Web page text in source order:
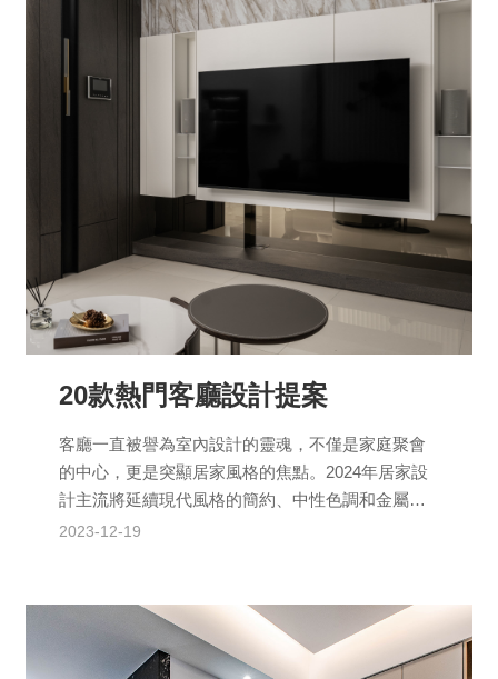
20款熱門客廳設計提案
客廳一直被譽為室內設計的靈魂，不僅是家庭聚會
的中心，更是突顯居家風格的焦點。2024年居家設
計主流將延續現代風格的簡約、中性色調和金屬材
質，同時注重智能、環保和多功能的設計趨勢。智
2023-12-19